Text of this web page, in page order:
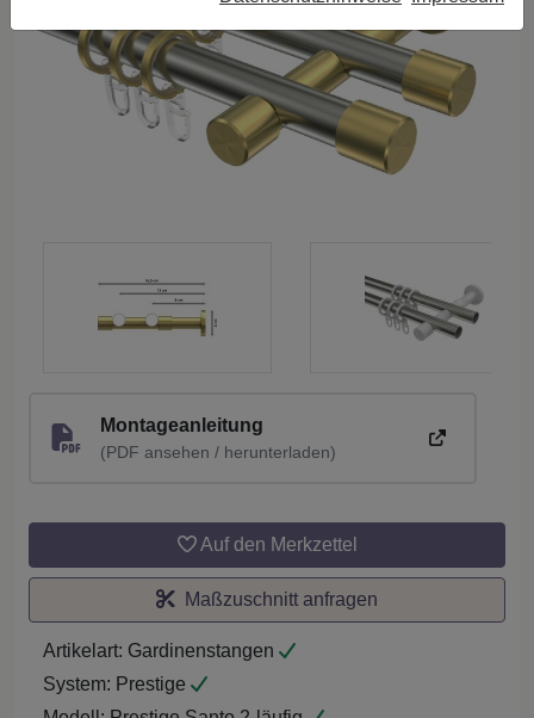
Montageanleitung
(PDF ansehen / herunterladen)
Auf den Merkzettel
Maßzuschnitt anfragen
Artikelart: Gardinenstangen
System: Prestige